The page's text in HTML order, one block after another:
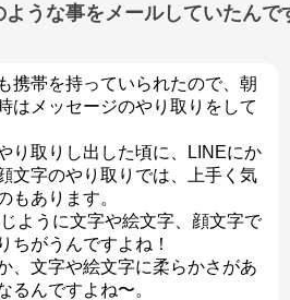
うな事をメールしていたんで
携帯を持っていられたので、朝
はメッセージのやり取りをして
り取りし出した頃に、LINEにか
文字のやり取りでは、上手く気
もあります。
ように文字や絵文字、顔文字で
ちがうんですよね！
、文字や絵文字に柔らかさがあ
るんですよね〜。